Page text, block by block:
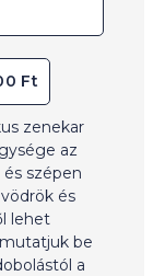
Ft
zenekar
az
szépen
és
lehet
be
a